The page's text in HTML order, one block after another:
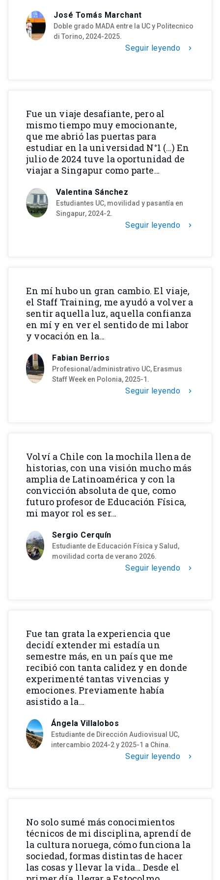
José Tomás Marchant
Doble grado MADA entre la UC y Politecnico
di Torino, 2024-2025.
Seguir leyendo chevron_right
Fue un viaje desafiante, pero al
mismo tiempo muy emocionante,
que me abrió las puertas para
estudiar en la universidad N°1 (…) En
julio de 2024 tuve la oportunidad de
viajar a Singapur como parte…
Valentina Sánchez
Estudiantes UC, movilidad y pasantía en
Singapur, 2024-2.
Seguir leyendo chevron_right
En mí hubo un gran cambio. El viaje,
el Staff Training, me ayudó a volver a
sentir aquella luz, aquella confianza
en mí y en ver el sentido de mi labor
y vocación en la…
Fabian Berrios
Profesional/administrativo UC, Erasmus
Staff Week en Polonia, 2025-1.
Seguir leyendo chevron_right
Volví a Chile con la mochila llena de
historias, con una visión mucho más
amplia de Latinoamérica y con la
convicción absoluta de que, como
futuro profesor de Educación Física,
mi mayor rol es ser…
Sergio Cerquín
Estudiante de Educación Física y Salud,
movilidad corta de verano 2026.
Seguir leyendo chevron_right
Fue tan grata la experiencia que
decidí extender mi estadía un
semestre más, en un país que me
recibió con tanta calidez y en donde
experimenté tantas vivencias y
emociones. Previamente había
asistido a la…
Ángela Villalobos
Estudiante de Dirección Audiovisual UC,
intercambio 2024-2 y 2025-1 a China.
Seguir leyendo chevron_right
No solo sumé más conocimientos
técnicos de mi disciplina, aprendí de
la cultura noruega, cómo funciona la
sociedad, formas distintas de hacer
las cosas y llevar la vida… Desde el